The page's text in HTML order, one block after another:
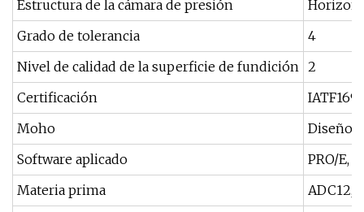
Estructura de la cámara de presión
Grado de tolerancia
4
Nivel de calidad de la superficie de fundición 2
Certificación
Moho
Diseño
Software aplicado
PRO/E,
Materia prima
ADC12,